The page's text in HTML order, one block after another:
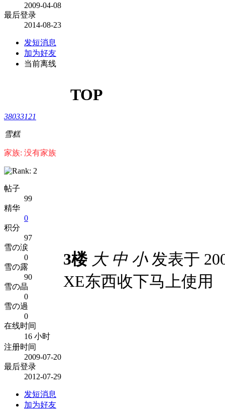
2009-04-08
最后登录
2014-08-23
发短消息
加为好友
当前离线
TOP
38033121
雪糕
家族: 没有家族
帖子
99
精华
0
积分
97
雪の涙
0
雪の露
90
雪の晶
0
雪の過
0
在线时间
16 小时
注册时间
2009-07-20
最后登录
2012-07-29
发短消息
加为好友
3楼 大 中 小发表于
XE东西收下马上使用